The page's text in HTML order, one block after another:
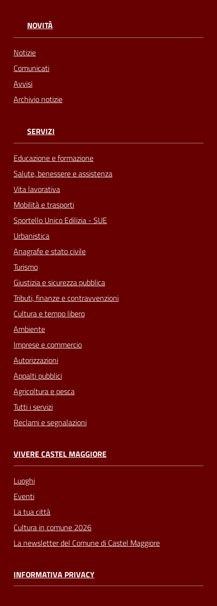
NOVITÀ
Notizie
Comunicati
Avvisi
Archivio notizie
SERVIZI
Educazione e formazione
Salute, benessere e assistenza
Vita lavorativa
Mobilità e trasporti
Sportello Unico Edilizia - SUE
Urbanistica
Anagrafe e stato civile
Turismo
Giustizia e sicurezza pubblica
Tributi, finanze e contravvenzioni
Cultura e tempo libero
Ambiente
Imprese e commercio
Autorizzazioni
Appalti pubblici
Agricoltura e pesca
Tutti i servizi
Reclami e segnalazioni
VIVERE CASTEL MAGGIORE
Luoghi
Eventi
La tua città
Cultura in comune 2026
La newsletter del Comune di Castel Maggiore
INFORMATIVA PRIVACY